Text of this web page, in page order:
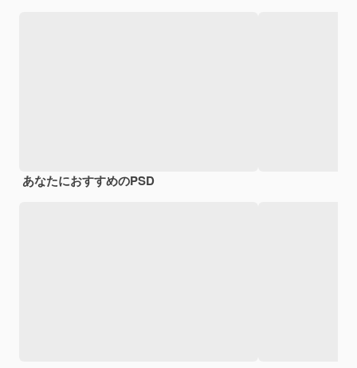
あなたにおすすめのPSD